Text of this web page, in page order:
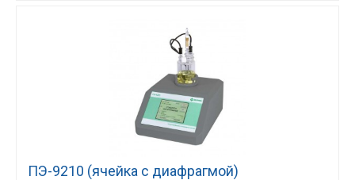
ПЭ-9210 (ячейка с диафрагмой)